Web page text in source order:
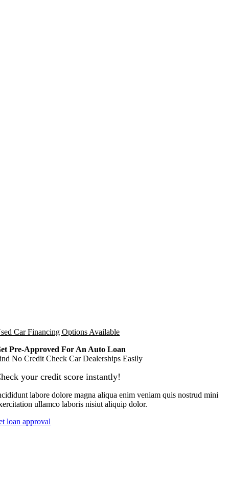
Car Financing Options Available
Pre-Approved For An Auto Loan
No Credit Check Car Dealerships Easily
your credit score instantly!
labore dolore magna aliqua enim veniam quis nostrud mini
ullamco laboris nisiut aliquip dolor.
loan approval